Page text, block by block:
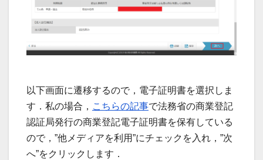
以下画面に遷移するので，電子証明書を選択しま
す．私の場合， こちらの記事で法務省の商業登記
認証局発行の商業登記電子証明書を保有している
ので，”他メディアを利用”にチェックを入れ，”次
へ”をクリックします．